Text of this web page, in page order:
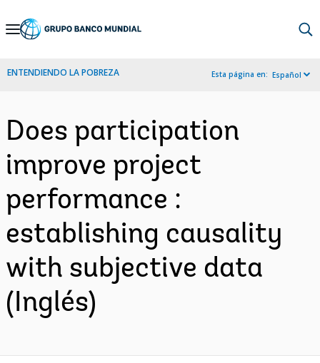
Skip
Navigation
ENTENDIENDO LA POBREZA Esta página en: Español
Does participation
improve project
performance :
establishing causality
with subjective data
(Inglés)